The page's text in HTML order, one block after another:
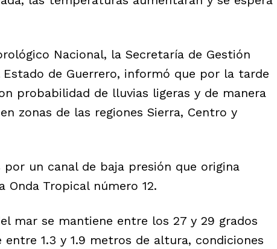
Nacional, la Secretaría de Gestión
de Guerrero, informó que por la tarde
probabilidad de lluvias ligeras y de manera
zonas de las regiones Sierra, Centro y
un canal de baja presión que origina
Tropical número 12.
mar se mantiene entre los 27 y 29 grados
1.3 y 1.9 metros de altura, condiciones